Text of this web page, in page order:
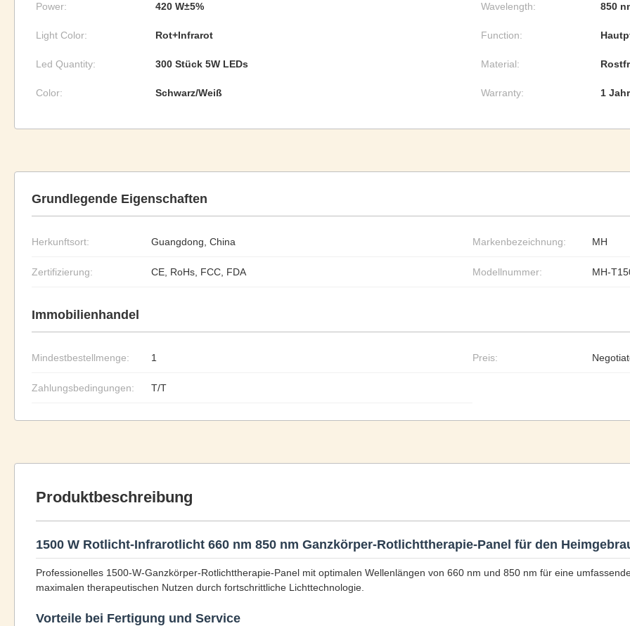
Power: 420 W±5% Wavelength: 850
Light Color: Rot+Infrarot Function:
Led Quantity: 300 Stück 5W LEDs Material:
Color: Schwarz/Weiß Warranty: 1 Jahr
Grundlegende Eigenschaften
Herkunftsort: Guangdong, China Markenbezeichnung: MH
Zertifizierung: CE, RoHs, FCC, FDA Modellnummer: MH-
Immobilienhandel
Mindestbestellmenge: 1 Preis:
Zahlungsbedingungen: T/T
Produktbeschreibung
1500 W Rotlicht-Infrarotlicht 660 nm 850 nm Ganzkörper-Rotlichttherapie-Panel für den
Professionelles 1500-W-Ganzkörper-Rotlichttherapie-Panel mit optimalen Wellenlängen von 660 nm und 850 nm für eine
maximalen therapeutischen Nutzen durch fortschrittliche Lichttechnologie.
Vorteile bei Fertigung und Service